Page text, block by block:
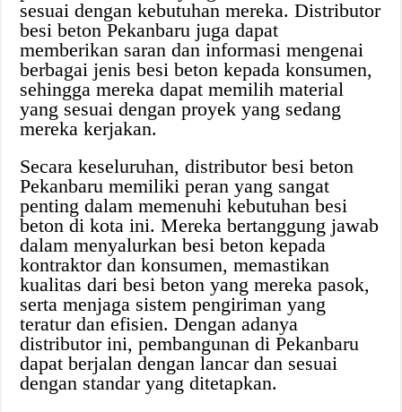
sesuai dengan kebutuhan mereka. Distributor
besi beton Pekanbaru juga dapat
memberikan saran dan informasi mengenai
berbagai jenis besi beton kepada konsumen,
sehingga mereka dapat memilih material
yang sesuai dengan proyek yang sedang
mereka kerjakan.
Secara keseluruhan, distributor besi beton
Pekanbaru memiliki peran yang sangat
penting dalam memenuhi kebutuhan besi
beton di kota ini. Mereka bertanggung jawab
dalam menyalurkan besi beton kepada
kontraktor dan konsumen, memastikan
kualitas dari besi beton yang mereka pasok,
serta menjaga sistem pengiriman yang
teratur dan efisien. Dengan adanya
distributor ini, pembangunan di Pekanbaru
dapat berjalan dengan lancar dan sesuai
dengan standar yang ditetapkan.